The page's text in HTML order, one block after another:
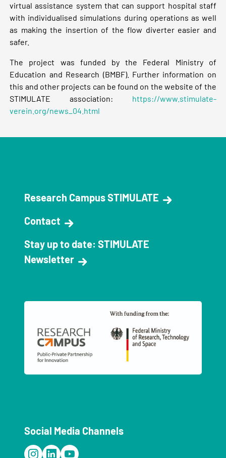
virtual assistance system that can support hospital staff
with individualised simulations during operations as well
as making the insertion of the flow diverter easier and
safer.
The project was funded by the Federal Ministry of
Education and Research (BMBF). Further information on
this and other projects can be found on the website of the
STIMULATE association: https://www.stimulate-
verein.org/news_04.html
Research Campus STIMULATE
Contact
Stay up to date: STIMULATE
Newsletter
Social Media Channels